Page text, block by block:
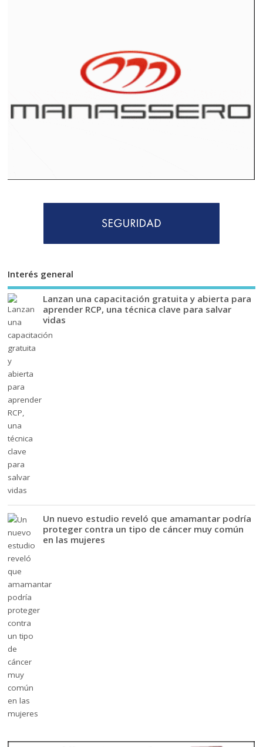
Interés general
Lanzan una capacitación gratuita y abierta para
aprender RCP, una técnica clave para salvar
vidas
Un nuevo estudio reveló que amamantar podría
proteger contra un tipo de cáncer muy común
en las mujeres